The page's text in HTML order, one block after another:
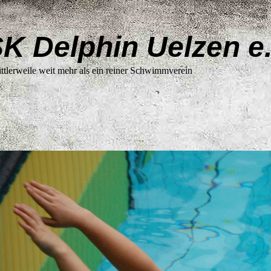
Delphin Uelzen
weit mehr als ein reiner Schwimmverein